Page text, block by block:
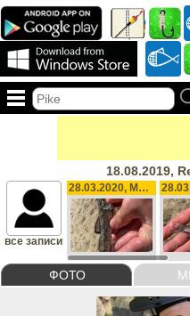
18.08.2019,
ФОТО
все записи
28.03.2020, Mud skipper